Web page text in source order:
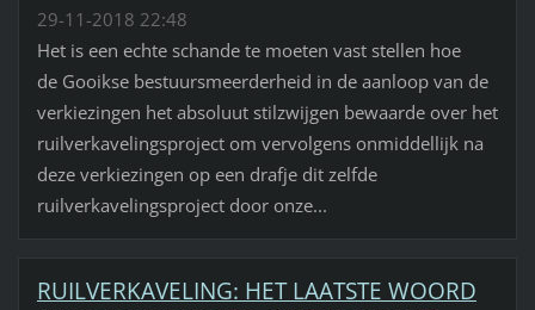
29-11-2018 22:48
Het is een echte schande te moeten vast stellen hoe
de Gooikse bestuursmeerderheid in de aanloop van de
verkiezingen het absoluut stilzwijgen bewaarde over het
ruilverkavelingsproject om vervolgens onmiddellijk na
deze verkiezingen op een drafje dit zelfde
ruilverkavelingsproject door onze...
RUILVERKAVELING: HET LAATSTE WOORD